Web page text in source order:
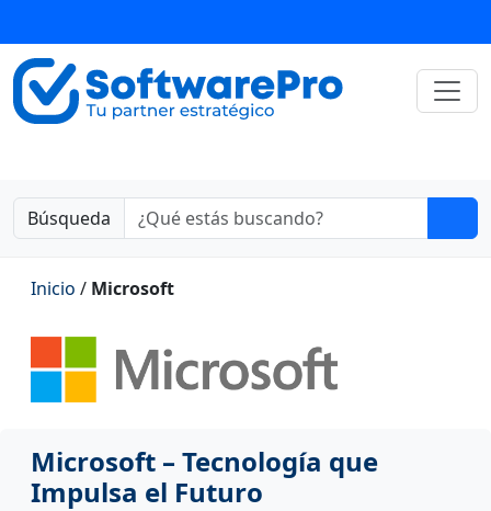
Búsqueda
Inicio / Microsoft
Microsoft – Tecnología que
Impulsa el Futuro